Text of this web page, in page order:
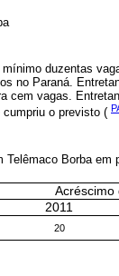
duzentas
no Paraná.
cem vagas.
o previsto (
Borba em
Acréscimo
2011
20